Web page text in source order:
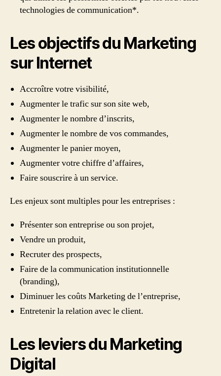
technologies de communication*.
Les objectifs du Marketing
sur Internet
Accroître votre visibilité,
Augmenter le trafic sur son site web,
Augmenter le nombre d’inscrits,
Augmenter le nombre de vos commandes,
Augmenter le panier moyen,
Augmenter votre chiffre d’affaires,
Faire souscrire à un service.
Les enjeux sont multiples pour les entreprises :
Présenter son entreprise ou son projet,
Vendre un produit,
Recruter des prospects,
Faire de la communication institutionnelle
(branding),
Diminuer les coûts Marketing de l’entreprise,
Entretenir la relation avec le client.
Les leviers du Marketing
Digital